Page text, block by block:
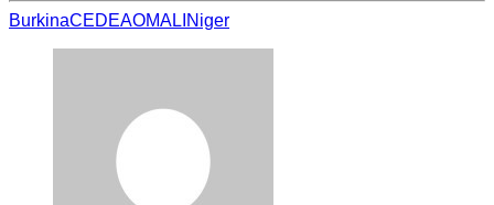
BurkinaCEDEAOMALI Niger